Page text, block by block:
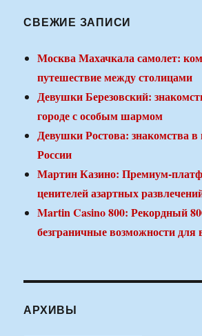
СВЕЖИЕ ЗАПИСИ
Москва Махачкала самолет:
путешествие между столицами
Девушки Березовский:
городе с особым шармом
Девушки Ростова: знакомства
России
Мартин Казино: Премиум-
ценителей азартных
Martin Casino 800: Рекордный
безграничные возможности
АРХИВЫ